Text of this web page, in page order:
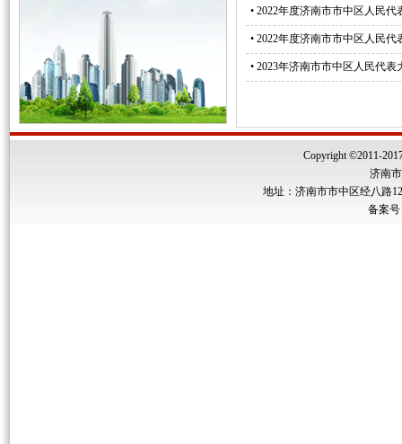
• 2022年度济南市市中区人民
• 2022年度济南市市中区人民
• 2023年济南市市中区人民代
Copyright ©2011-
济南
地址：济南市市中区经八路
备案号